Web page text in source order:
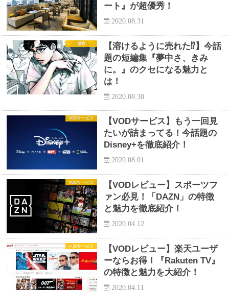
ート』が超優秀！
2020.08.31
漫画
【溶けるように売れた⁉︎】今話
題の短編集『夢中さ、きみ
に。』のクセになる魅力と
は！
2020.08.30
VODサービス
【VODサービス】もう一回見
たいが詰まってる！今話題の
Disney+を徹底紹介！
2020.08.01
VODサービス
【VODレビュー】スポーツフ
ァン必見！「DAZN」の特徴
と魅力を徹底紹介！
2020.04.12
VODサービス
【VODレビュー】楽天ユーザ
ーならお得！『Rakuten TV』
の特徴と魅力を大紹介！
2020.04.11